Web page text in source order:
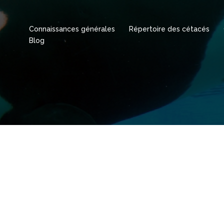
Connaissances générales Répertoire des cétacés
Blog